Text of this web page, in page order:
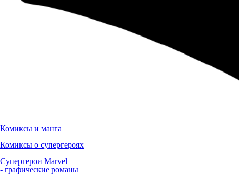
Комиксы и манга
Комиксы о супергероях
Супергерои Marvel
- графические романы